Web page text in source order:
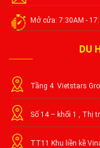
Mở cửa: 7:30AM -
DU
Tầng 4 Vietstars
Số 14 – khối 1 , Thị
TT11 Khu liền kề